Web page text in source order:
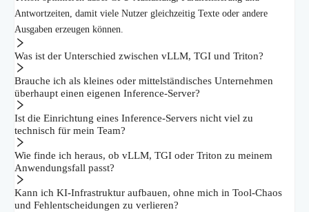
Antwortzeiten, damit viele Nutzer gleichzeitig Texte oder andere
Ausgaben erzeugen können.
Was ist der Unterschied zwischen vLLM, TGI und Triton?
Brauche ich als kleines oder mittelständisches Unternehmen
überhaupt einen eigenen Inference-Server?
Ist die Einrichtung eines Inference-Servers nicht viel zu
technisch für mein Team?
Wie finde ich heraus, ob vLLM, TGI oder Triton zu meinem
Anwendungsfall passt?
Kann ich KI-Infrastruktur aufbauen, ohne mich in Tool-Chaos
und Fehlentscheidungen zu verlieren?